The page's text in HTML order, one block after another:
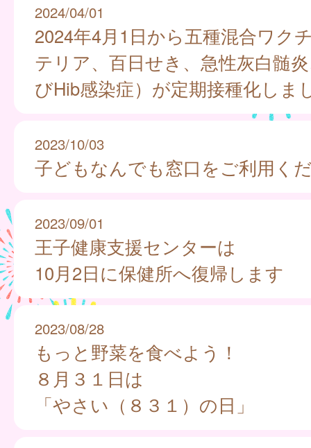
2024/04/01
2024年4月1日から五種混合ワク
テリア、百日せき、急性灰白髄
びHib感染症）が定期接種化しま
2023/10/03
子どもなんでも窓口をご利用く
2023/09/01
王子健康支援センターは
10月2日に保健所へ復帰します
2023/08/28
もっと野菜を食べよう！
８月３１日は
「やさい（８３１）の日」